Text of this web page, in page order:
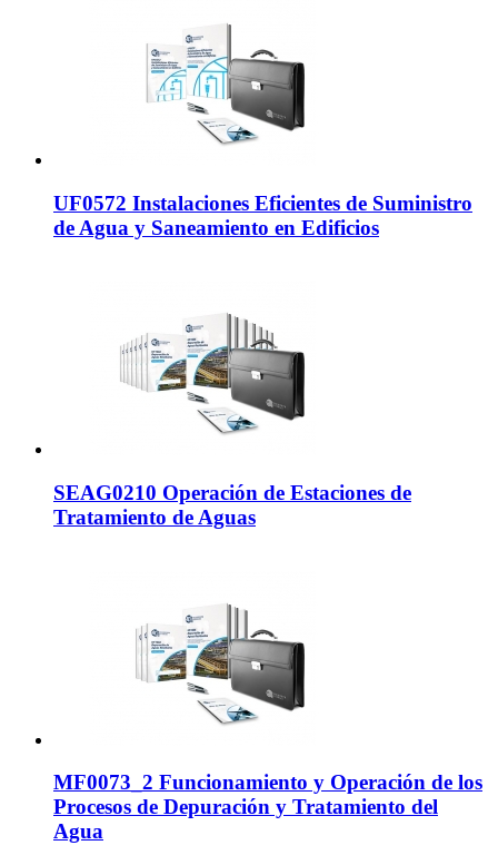
UF0572 Instalaciones Eficientes de Suministro
de Agua y Saneamiento en Edificios
SEAG0210 Operación de Estaciones de
Tratamiento de Aguas
MF0073_2 Funcionamiento y Operación de los
Procesos de Depuración y Tratamiento del
Agua